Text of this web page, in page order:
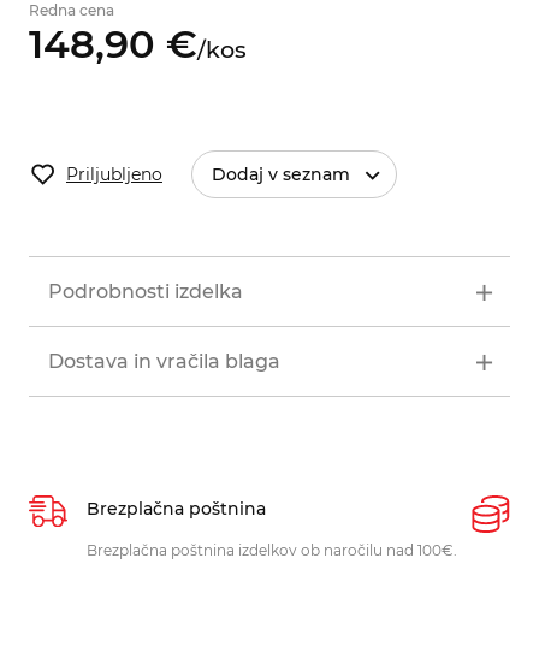
Redna cena
148,90 €/kos
Priljubljeno Dodaj v seznam
Podrobnosti izdelka
Dostava in vračila blaga
Brezplačna poštnina
Brezplačna poštnina izdelkov ob naročilu nad 100€.